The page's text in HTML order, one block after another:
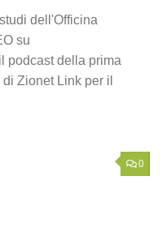
dell'Officina
su
podcast della prima
Zionet Link per il
0